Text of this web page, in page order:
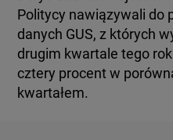
Politycy nawiązywali do
danych GUS, z których
drugim kwartale tego
cztery procent w
kwartałem.